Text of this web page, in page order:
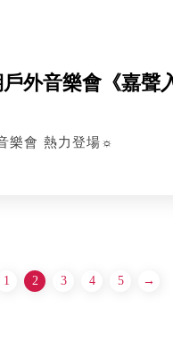
外音樂會《嘉聲
樂會 熱力登場☼
1 2 3 4 5 →